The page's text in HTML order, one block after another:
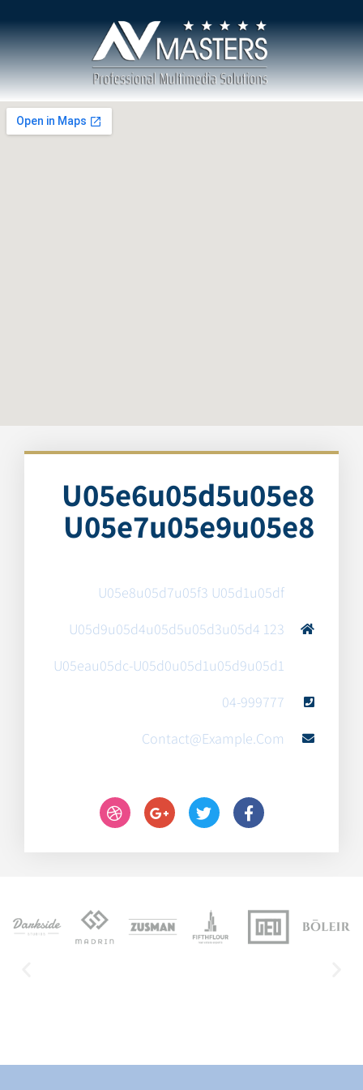
U05e6u05d5u05e8
U05e7u05e9u05e8
U05e8u05d7u05f3 U05d1u05df
U05d9u05d4u05d5u05d3u05d4 123
U05eau05dc-U05d0u05d1u05d9u05d1
04-999777
Contact@example.com